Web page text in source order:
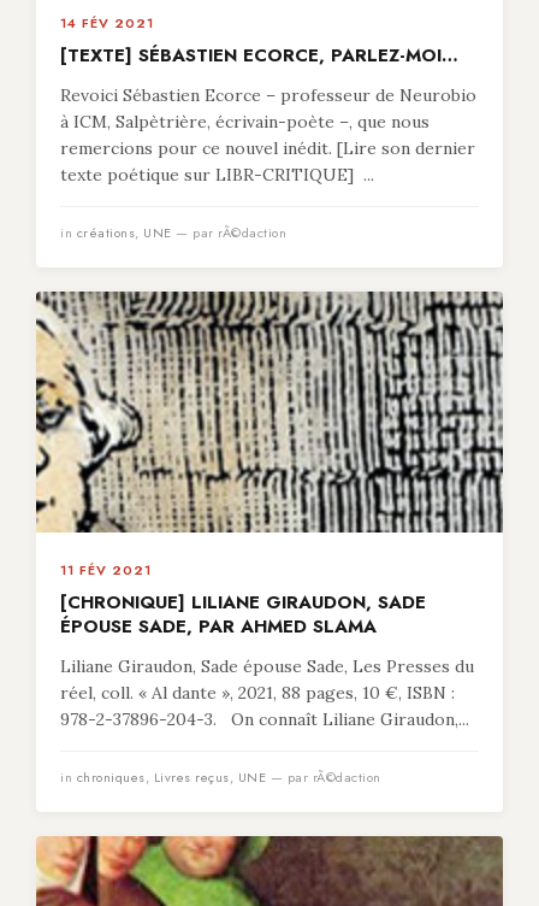
14 FÉV 2021
[TEXTE] SÉBASTIEN ECORCE, PARLEZ-MOI…
Revoici Sébastien Ecorce – professeur de Neurobio
à ICM, Salpètrière, écrivain-poète –, que nous
remercions pour ce nouvel inédit. [Lire son dernier
texte poétique sur LIBR-CRITIQUE] ...
in créations, UNE — par rÃ©daction
11 FÉV 2021
[CHRONIQUE] LILIANE GIRAUDON, SADE
ÉPOUSE SADE, PAR AHMED SLAMA
Liliane Giraudon, Sade épouse Sade, Les Presses du
réel, coll. « Al dante », 2021, 88 pages, 10 €, ISBN :
978-2-37896-204-3. On connaît Liliane Giraudon,...
in chroniques, Livres reçus, UNE — par rÃ©daction